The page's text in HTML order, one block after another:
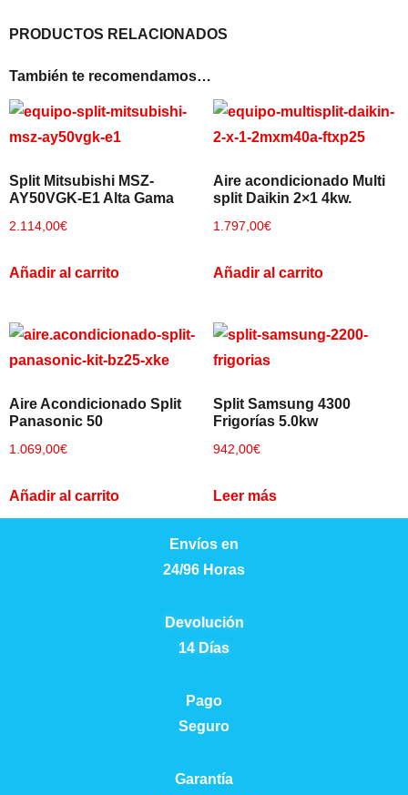
PRODUCTOS RELACIONADOS
También te recomendamos…
Split Mitsubishi MSZ-
AY50VGK-E1 Alta Gama
2.114,00€
Añadir al carrito
Aire acondicionado Multi
split Daikin 2×1 4kw.
1.797,00€
Añadir al carrito
Aire Acondicionado Split
Panasonic 50
1.069,00€
Añadir al carrito
Split Samsung 4300
Frigorías 5.0kw
942,00€
Leer más
Envíos en
24/96 Horas
Devolución
14 Días
Pago
Seguro
Garantía